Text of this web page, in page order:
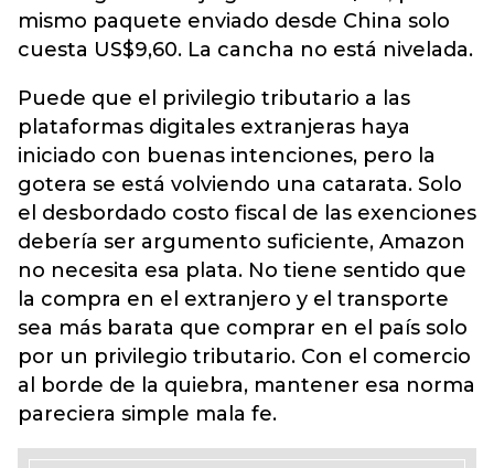
mismo paquete enviado desde China solo
cuesta US$9,60. La cancha no está nivelada.
Puede que el privilegio tributario a las
plataformas digitales extranjeras haya
iniciado con buenas intenciones, pero la
gotera se está volviendo una catarata. Solo
el desbordado costo fiscal de las exenciones
debería ser argumento suficiente, Amazon
no necesita esa plata. No tiene sentido que
la compra en el extranjero y el transporte
sea más barata que comprar en el país solo
por un privilegio tributario. Con el comercio
al borde de la quiebra, mantener esa norma
pareciera simple mala fe.